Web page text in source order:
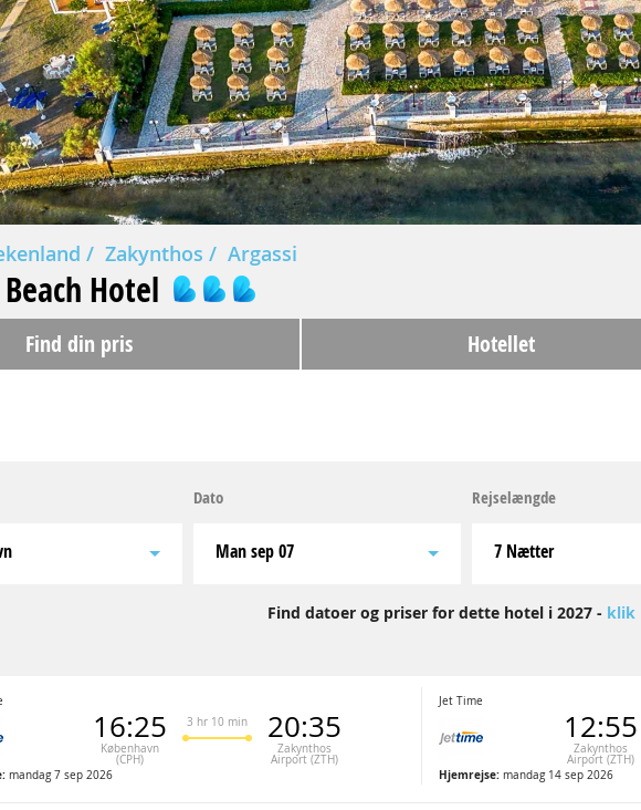
Zakynthos Argassi
Hotel
Find din pris Hotellet
Dato
man sep 07
Rejselængde
7 Nætter
Find datoer og priser for dette hotel i 2027 - klik
16:25
København
(CPH)
3 hr 10 min 20:35
Zakynthos
Airport (ZTH)
mandag 7 sep 2026
Jet Time
12:55
Zakynthos
Airport (ZTH)
Hjemrejse: mandag 14 sep 2026